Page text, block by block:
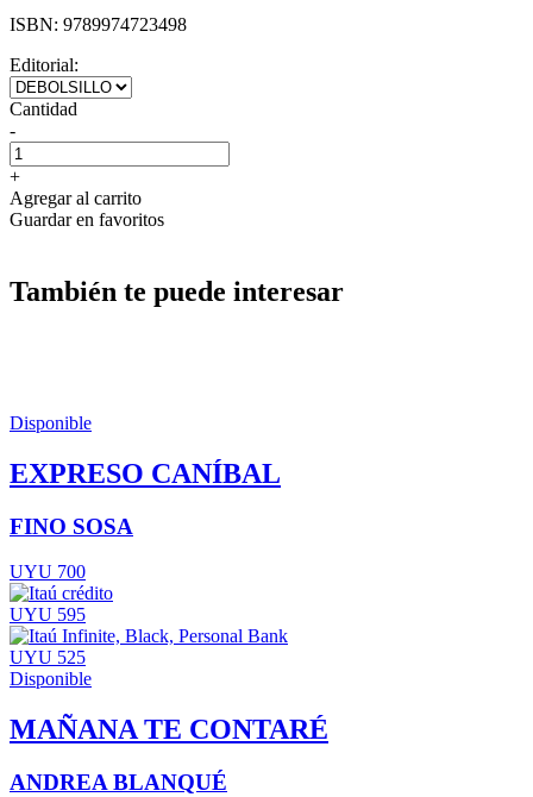
ISBN: 9789974723498
Editorial:
Cantidad
-
+
Agregar al carrito
Guardar en favoritos
También te puede interesar
Disponible
EXPRESO CANÍBAL
FINO SOSA
UYU 700
UYU 595
UYU 525
Disponible
MAÑANA TE CONTARÉ
ANDREA BLANQUÉ